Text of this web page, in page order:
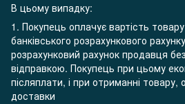
В цьому випадку:
1. Покупець оплачує вартість
банківського розрахункового
розрахунковий рахунок продавця
відправкою. Покупець при цьому
післяплати, і при отриманні товару,
доставки